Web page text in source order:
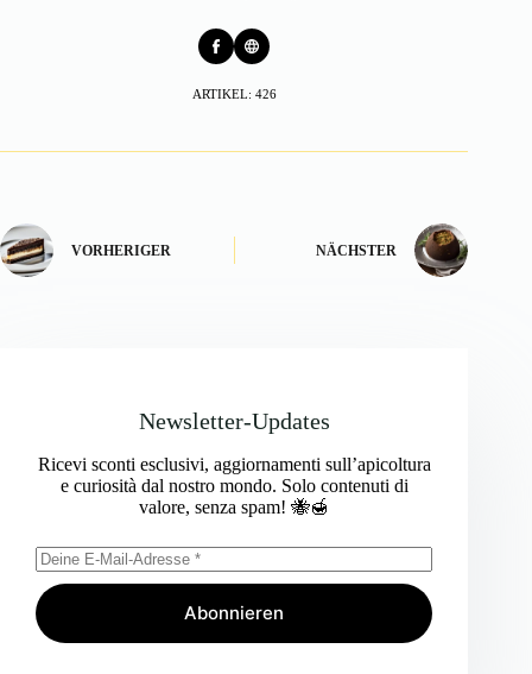
ARTIKEL: 426
VORHERIGER NÄCHSTER
Newsletter-Updates
Ricevi sconti esclusivi, aggiornamenti sull’apicoltura
e curiosità dal nostro mondo. Solo contenuti di
valore, senza spam! 🐝🍯
Abonnieren